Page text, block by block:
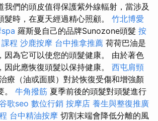
我們的頭皮值得保護紫外線輻射，當涉及
髮時，在夏天經過精心照顧。 竹北博愛
羅斯曼自己的品牌Sunozone頭髮 按
程 沙鹿按摩 台中推拿推薦 荷荷巴油是
因為它可以使您的頭髮健康。 由於著色
因此應恢復頭髮以保持健康。 西屯肩頸
療（油或面膜）對於恢復受傷和增強顏
。 牛角撥筋 夏季前後的頭髮對頭髮進行
歌seo 數位行銷 按摩店 養生與整復推廣
台中精油按摩 切割末端會降低分離的風